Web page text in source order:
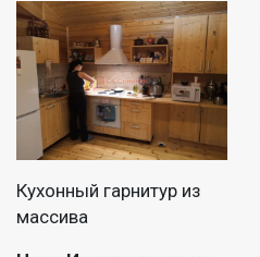
Кухонный гарнитур из
массива